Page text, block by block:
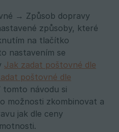
→ Způsob dopravy
způsoby, které
na tlačítko
nastavením se
Jak zadat poštovné dle
poštovné dle
tomto návodu si
možnosti zkombinovat a
jak dle ceny